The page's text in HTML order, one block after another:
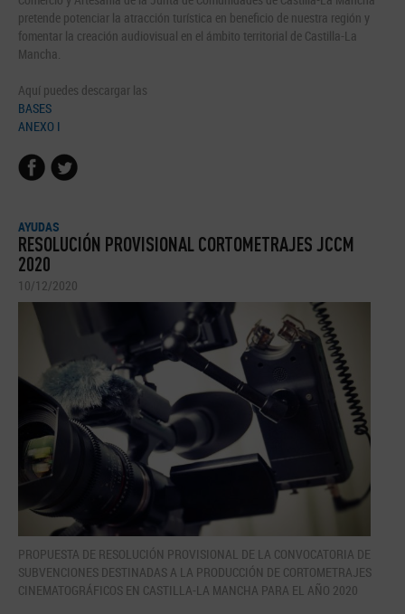
pretende potenciar la atracción turística en beneficio de nuestra región y
fomentar la creación audiovisual en el ámbito territorial de Castilla-La
Mancha.
Aquí puedes descargar las
BASES
ANEXO I
AYUDAS
RESOLUCIÓN PROVISIONAL CORTOMETRAJES JCCM
2020
10/12/2020
PROPUESTA DE RESOLUCIÓN PROVISIONAL DE LA CONVOCATORIA DE
SUBVENCIONES DESTINADAS A LA PRODUCCIÓN DE CORTOMETRAJES
CINEMATOGRÁFICOS EN CASTILLA-LA MANCHA PARA EL AÑO 2020